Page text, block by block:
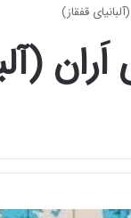
قفقاز)